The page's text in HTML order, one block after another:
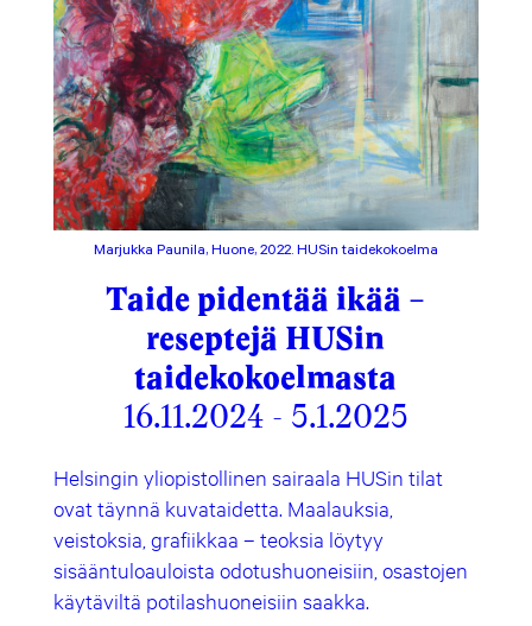
Marjukka Paunila, Huone, 2022. HUSin taidekokoelma
Taide pidentää ikää –
reseptejä HUSin
taidekokoelmasta
16.11.2024 - 5.1.2025
Helsingin yliopistollinen sairaala HUSin tilat
ovat täynnä kuvataidetta. Maalauksia,
veistoksia, grafiikkaa – teoksia löytyy
sisääntuloauloista odotushuoneisiin, osastojen
käytäviltä potilashuoneisiin saakka.